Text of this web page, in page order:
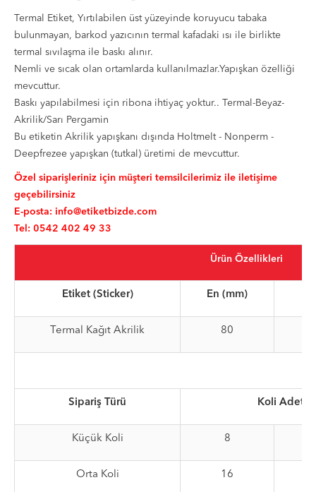
Termal Etiket, Yırtılabilen üst yüzeyinde koruyucu tabaka
bulunmayan, barkod yazıcının termal kafadaki ısı ile birlikte
termal sıvılaşma ile baskı alınır.
Nemli ve sıcak olan ortamlarda kullanılmazlar.Yapışkan özelliği
mevcuttur.
Baskı yapılabilmesi için ribona ihtiyaç yoktur.. Termal-Beyaz-
Akrilik/Sarı Pergamin
Bu etiketin Akrilik yapışkanı dışında Holtmelt - Nonperm -
Deepfrezee yapışkan (tutkal) üretimi de mevcuttur.
Özel siparişleriniz için müşteri temsilcilerimiz ile iletişime
geçebilirsiniz
E-posta: info@etiketbizde.com
Tel: 0542 402 49 33
Ürün Özellikleri
Etiket (Sticker) En (mm)
Termal Kağıt Akrilik 80
Sipariş Türü Koli Adet
Küçük Koli 8
Orta Koli 16